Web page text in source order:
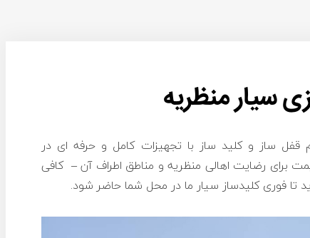
سیار منظریه
قفل ساز و کلید ساز با تجهیزات کامل و حرفه ای در
برای رضایت اهالی منظریه و مناطق اطراف آن – کافی
تا فوری کلیدساز سیار ما در محل شما حاضر شود.